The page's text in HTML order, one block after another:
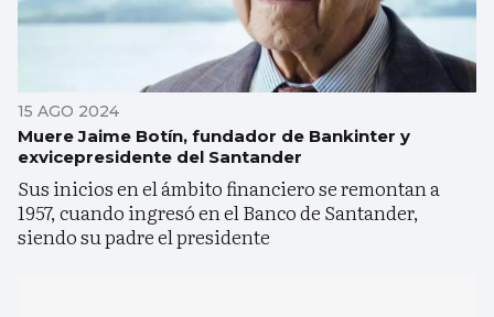
15 AGO 2024
Muere Jaime Botín, fundador de Bankinter y
exvicepresidente del Santander
Sus inicios en el ámbito financiero se remontan a
1957, cuando ingresó en el Banco de Santander,
siendo su padre el presidente